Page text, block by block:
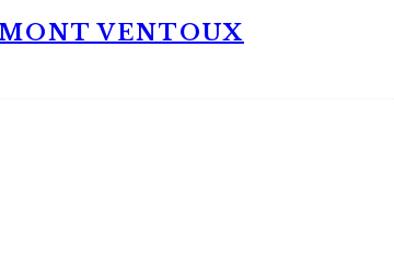
VENTOUX